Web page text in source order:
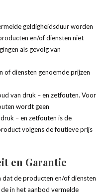
geldigheidsduur worden
en/of diensten niet
als gevolg van
of diensten genoemde prijzen
van druk – en zetfouten. Voor
wordt geen
– en zetfouten is de
volgens de foutieve prijs
en Garantie
de producten en/of diensten
in het aanbod vermelde